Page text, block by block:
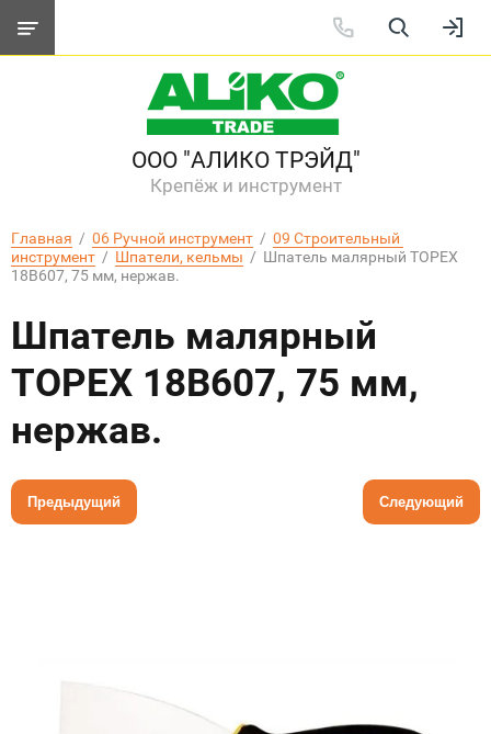
ООО "АЛИКО ТРЭЙД"
Крепёж и инструмент
Главная
  /
06 Ручной инструмент
  /
09 Строительный
инструмент
  /
Шпатели, кельмы
  /  Шпатель малярный TOPEX
18B607, 75 мм, нержав.
Шпатель малярный
TOPEX 18B607, 75 мм,
нержав.
Предыдущий Следующий